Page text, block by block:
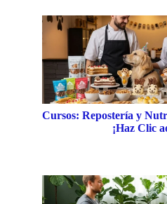
Cursos: Repostería y
¡Haz Clic